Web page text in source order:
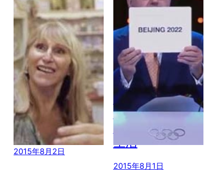
男把留了14年胡
子剃掉 老妈都没
认出他
2015年8月2日
2022冬奥会落户
北京张家口 四大
变化将影响你的
生活
2015年8月1日